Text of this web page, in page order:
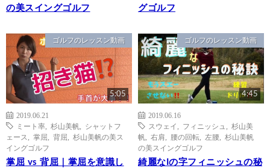
の美スイングゴルフ
グゴルフ
ゴルフのレッスン動画
5:05
2019.06.21
ミート率
杉山美帆
シャットフ
ェース
掌屈 背屈
杉山美帆の美ス
イングゴルフ
掌屈 vs 背屈｜掌屈を意識し
ゴルフのレッスン動画
4:45
2019.06.16
スウェイ
フィニッシュ
杉山美
帆
右肩 腰の回転 左腰
杉山美帆
の美スイングゴルフ
綺麗なIの字フィニッシュの秘